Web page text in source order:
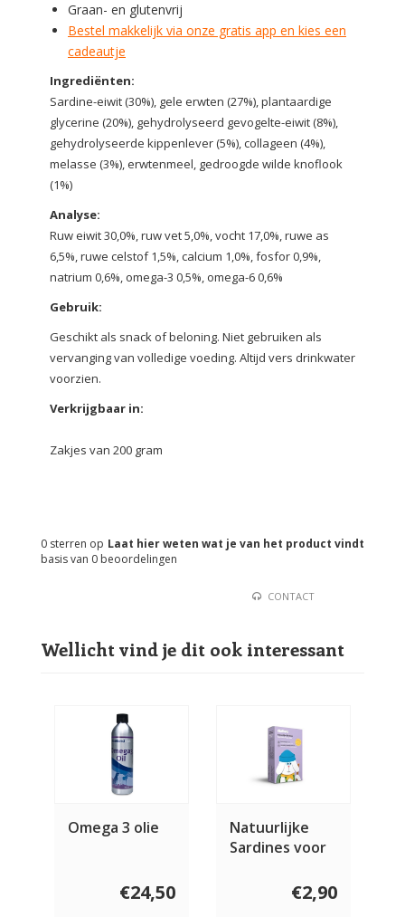
Graan- en glutenvrij
Bestel makkelijk via onze gratis app en kies een
cadeautje
Ingrediënten:
Sardine-eiwit (30%), gele erwten (27%), plantaardige
glycerine (20%), gehydrolyseerd gevogelte-eiwit (8%),
gehydrolyseerde kippenlever (5%), collageen (4%),
melasse (3%), erwtenmeel, gedroogde wilde knoflook
(1%)
Analyse:
Ruw eiwit 30,0%, ruw vet 5,0%, vocht 17,0%, ruwe as
6,5%, ruwe celstof 1,5%, calcium 1,0%, fosfor 0,9%,
natrium 0,6%, omega-3 0,5%, omega-6 0,6%
Gebruik:
Geschikt als snack of beloning. Niet gebruiken als
vervanging van volledige voeding. Altijd vers drinkwater
voorzien.
Verkrijgbaar in:
Zakjes van 200 gram
Laat hier weten wat je van het product vindt
0 sterren op
basis van 0 beoordelingen
CONTACT
Wellicht vind je dit ook interessant
Omega 3 olie
€24,50
Natuurlijke
Sardines voor
€2,90